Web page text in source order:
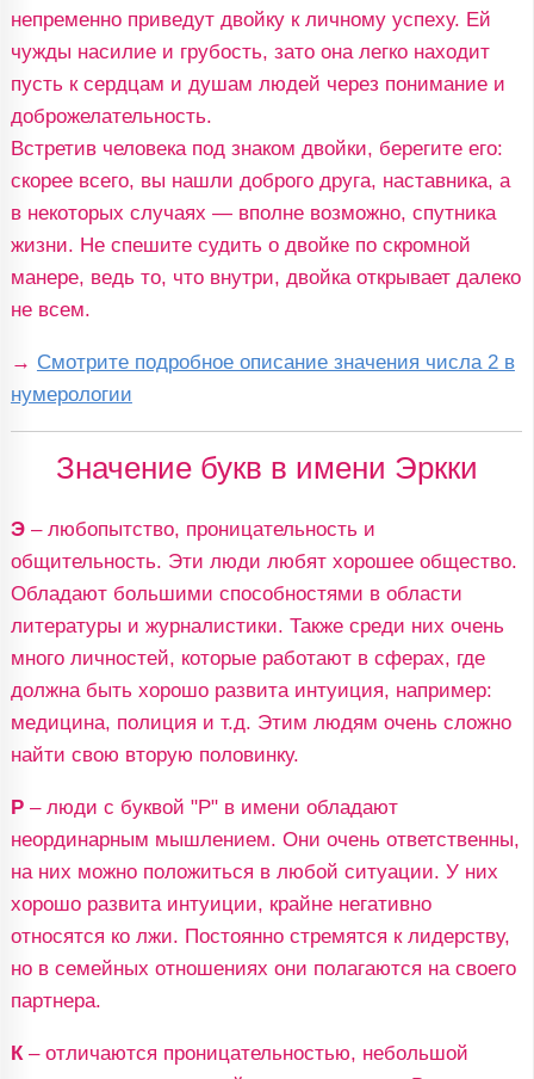
непременно приведут двойку к личному успеху. Ей
чужды насилие и грубость, зато она легко находит
пусть к сердцам и душам людей через понимание и
доброжелательность.
Встретив человека под знаком двойки, берегите его:
скорее всего, вы нашли доброго друга, наставника, а
в некоторых случаях — вполне возможно, спутника
жизни. Не спешите судить о двойке по скромной
манере, ведь то, что внутри, двойка открывает далеко
не всем.
→ Смотрите подробное описание значения числа 2 в
нумерологии
Значение букв в имени Эркки
Э– любопытство, проницательность и
общительность. Эти люди любят хорошее общество.
Обладают большими способностями в области
литературы и журналистики. Также среди них очень
много личностей, которые работают в сферах, где
должна быть хорошо развита интуиция, например:
медицина, полиция и т.д. Этим людям очень сложно
найти свою вторую половинку.
Р– люди с буквой "Р" в имени обладают
неординарным мышлением. Они очень ответственны,
на них можно положиться в любой ситуации. У них
хорошо развита интуиции, крайне негативно
относятся ко лжи. Постоянно стремятся к лидерству,
но в семейных отношениях они полагаются на своего
партнера.
К– отличаются проницательностью, небольшой